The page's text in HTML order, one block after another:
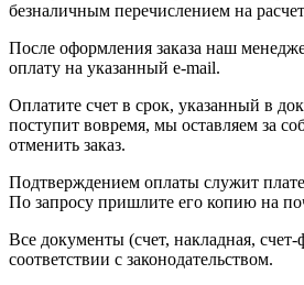
безналичным перечислением на
После оформления заказа наш
оплату на указанный e-mail.
Оплатите счет в срок, указанный в
поступит вовремя, мы оставляем за
отменить заказ.
Подтверждением оплаты служит
По запросу пришлите его копию на
Все документы (счет, накладная,
соответствии с законодательством.